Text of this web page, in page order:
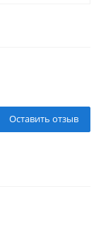
Оставить отзыв